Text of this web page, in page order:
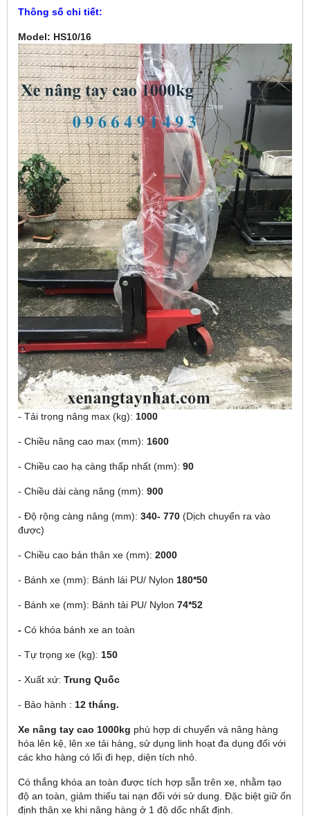
Thông số chi tiết:
Model: HS10/16
- Tải trọng nâng max (kg): 1000
- Chiều nâng cao max (mm): 1600
- Chiều cao hạ càng thấp nhất (mm): 90
- Chiều dài càng nâng (mm): 900
- Độ rộng càng nâng (mm): 340- 770 (Dịch chuyển ra vào
được)
- Chiều cao bản thân xe (mm): 2000
- Bánh xe (mm): Bánh lái PU/ Nylon 180*50
- Bánh xe (mm): Bánh tải PU/ Nylon 74*52
- Có khóa bánh xe an toàn
- Tự trọng xe (kg): 150
- Xuất xứ: Trung Quốc
- Bảo hành : 12 tháng.
Xe nâng tay cao 1000kg phù hợp di chuyển và nâng hàng
hóa lên kệ, lên xe tải hàng, sử dụng linh hoạt đa dụng đối với
các kho hàng có lối đi hẹp, diện tích nhỏ.
Có thắng khóa an toàn được tích hợp sẵn trên xe, nhằm tạo
độ an toàn, giảm thiếu tai nạn đối với sử dung. Đặc biệt giữ ổn
định thân xe khi nâng hàng ở 1 độ dốc nhất định.